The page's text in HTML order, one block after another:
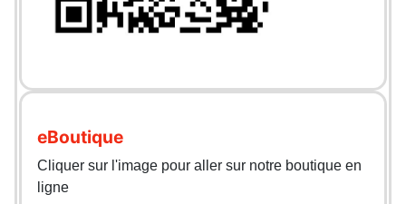
eBoutique
Cliquer sur l'image pour aller sur notre boutique en
ligne